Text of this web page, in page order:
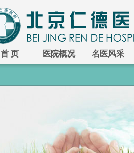
首 页 医院概况 名医风采